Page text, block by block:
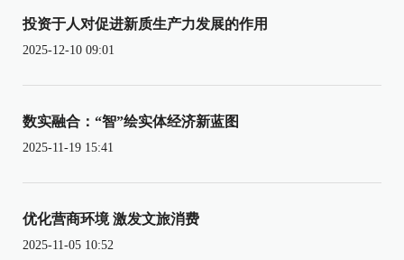
投资于人对促进新质生产力发展的作用
2025-12-10 09:01
数实融合：“智”绘实体经济新蓝图
2025-11-19 15:41
优化营商环境 激发文旅消费
2025-11-05 10:52